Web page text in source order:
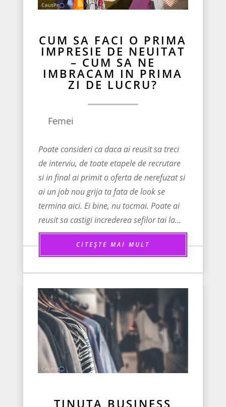
CUM SA FACI O PRIMA
IMPRESIE DE NEUITAT
– CUM SA NE
IMBRACAM IN PRIMA
ZI DE LUCRU?
Femei
Poate consideri ca daca ai reusit sa treci
de interviu, de toate etapele de recrutare
si in final ai primit o oferta de nerefuzat si
ai un job nou grija ta fata de look se
termina aici. Ei bine, nu tocmai. Poate ai
reusit sa castigi increderea sefilor tai la...
CITEȘTE MAI MULT
TINUTA BUSINESS